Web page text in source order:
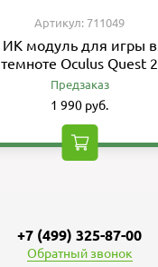
Артикул: 711049
ИК модуль для игры в
темноте Oculus Quest 2
Предзаказ
1 990 руб.
+7 (499) 325-87-00
Обратный звонок